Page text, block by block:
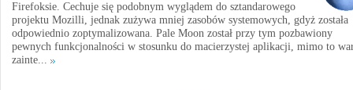
Firefoksie. Cechuje się podobnym wyglądem do sztandarowego
projektu Mozilli, jednak zużywa mniej zasobów systemowych, gdyż została
odpowiednio zoptymalizowana. Pale Moon został przy tym pozbawiony
pewnych funkcjonalności w stosunku do macierzystej aplikacji, mimo to
zainte...